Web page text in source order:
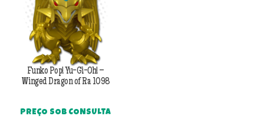
Funko Pop! Yu-Gi-Oh! –
Winged Dragon of Ra 1098
PREÇO SOB CONSULTA